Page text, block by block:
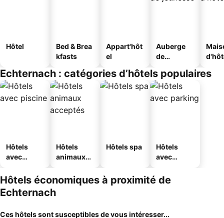
Hôtel
Bed & Brea
kfasts
Appart'hôt
el
Auberge
de
Echternach : catégories d’hôtels populaires
Hôtels
avec
Hôtels
animaux
Hôtels spa
Hôtels
avec
Hôtels économiques à proximité de
Echternach
Ces hôtels sont susceptibles de vous intéresser...